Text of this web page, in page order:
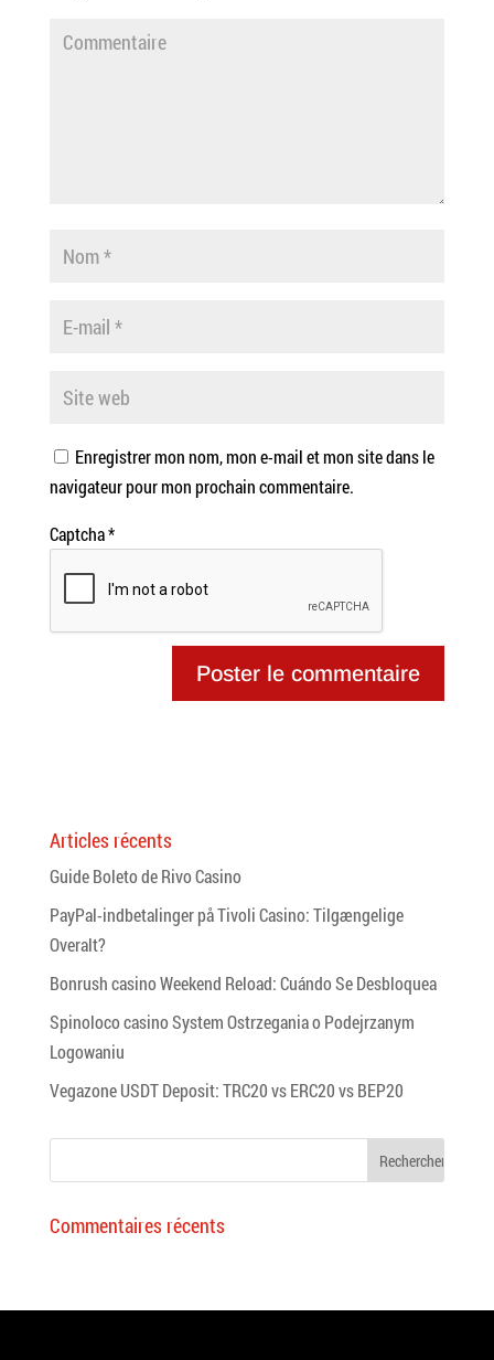
Enregistrer mon nom, mon e-mail et mon site dans le
navigateur pour mon prochain commentaire.
Captcha*
Articles récents
Guide Boleto de Rivo Casino
PayPal-indbetalinger på Tivoli Casino: Tilgængelige
Overalt?
Bonrush casino Weekend Reload: Cuándo Se Desbloquea
Spinoloco casino System Ostrzegania o Podejrzanym
Logowaniu
Vegazone USDT Deposit: TRC20 vs ERC20 vs BEP20
Commentaires récents